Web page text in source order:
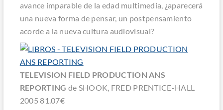
avance imparable de la edad multimedia, ¿aparecerá
una nueva forma de pensar, un postpensamiento
acorde a la nueva cultura audiovisual?
TELEVISION FIELD PRODUCTION ANS
REPORTING de SHOOK, FRED PRENTICE-HALL
2005 81.07€